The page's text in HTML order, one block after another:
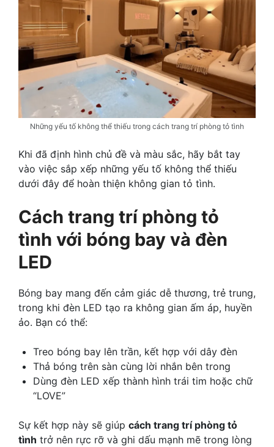
Những yếu tố không thể thiếu trong cách trang trí phòng tỏ tình
Khi đã định hình chủ đề và màu sắc, hãy bắt tay
vào việc sắp xếp những yếu tố không thể thiếu
dưới đây để hoàn thiện không gian tỏ tình.
Cách trang trí phòng tỏ
tình với bóng bay và đèn
LED
Bóng bay mang đến cảm giác dễ thương, trẻ trung,
trong khi đèn LED tạo ra không gian ấm áp, huyền
ảo. Bạn có thể:
Treo bóng bay lên trần, kết hợp với dây đèn
Thả bóng trên sàn cùng lời nhắn bên trong
Dùng đèn LED xếp thành hình trái tim hoặc chữ
“LOVE”
Sự kết hợp này sẽ giúp cách trang trí phòng tỏ
tình trở nên rực rỡ và ghi dấu mạnh mẽ trong lòng